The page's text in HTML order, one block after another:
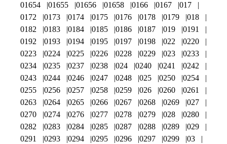
01654 01655 01656 01658 0166 0167
017
0172
0173 0174 0175 0176 0178 0179
018
0182
0183 0184 0185 0186 0187 019
0191
0192
0193 0194 0195 0197 0198 022
0220
0223
0224 0225 0226 0228 0229 023
0233
0234
0235 0237 0238 024 0240 0241
0242
0243
0244 0246 0247 0248 025 0250
0254
0255
0256 0257 0258 0259 026 0260
0261
0263
0264 0265 0266 0267 0268 0269
027
0270
0274 0276 0277 0278 0279 028
0280
0282
0283 0284 0285 0287 0288 0289
029
0291
0293 0294 0295 0296 0297 0299
03